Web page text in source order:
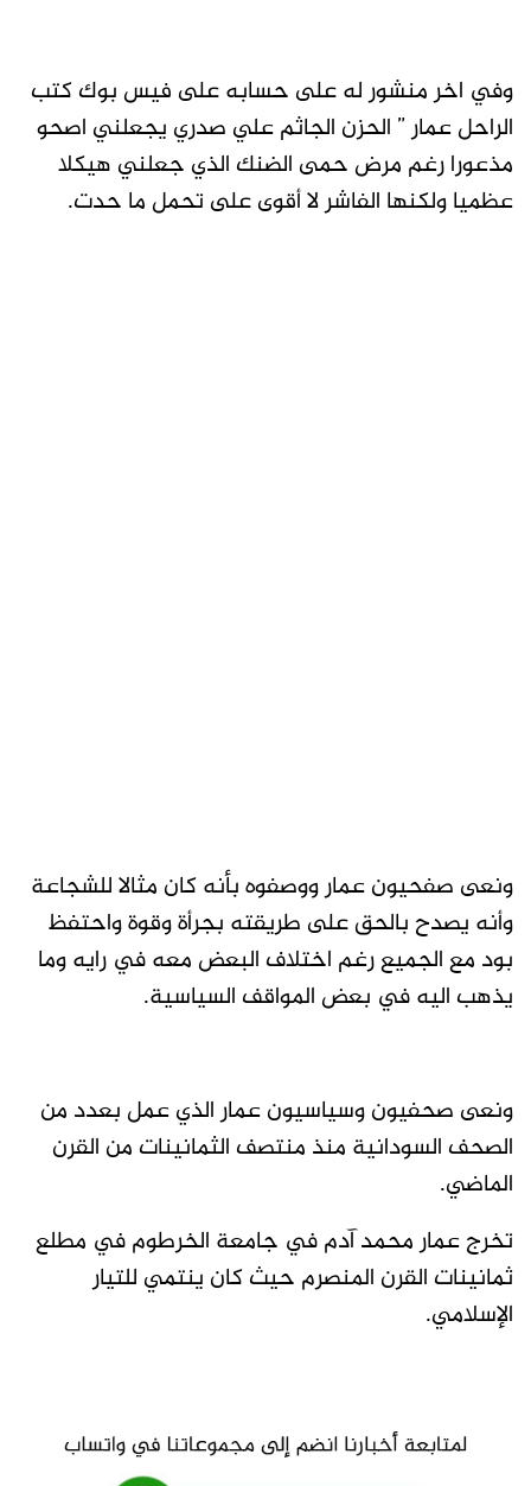
وفي اخر منشور له على حسابه على فيس بوك كتب
الراحل عمار ” الحزن الجاثم علي صدري يجعلني اصحو
مذعورا رغم مرض حمى الضنك الذي جعلني هيكلا
عظميا ولكنها الفاشر لا أقوى على تحمل ما حدت.
ونعى صفحيون عمار ووصفوه بأنه كان مثالا للشجاعة
وأنه يصدح بالحق على طريقته بجرأة وقوة واحتفظ
بود مع الجميع رغم اختلاف البعض معه في رايه وما
يذهب اليه في بعض المواقف السياسية.
ونعى صحفيون وسياسيون عمار الذي عمل بعدد من
الصحف السودانية منذ منتصف الثمانينات من القرن
الماضي.
تخرج عمار محمد آدم في جامعة الخرطوم في مطلع
ثمانينات القرن المنصرم حيث كان ينتمي للتيار
الإسلامي.